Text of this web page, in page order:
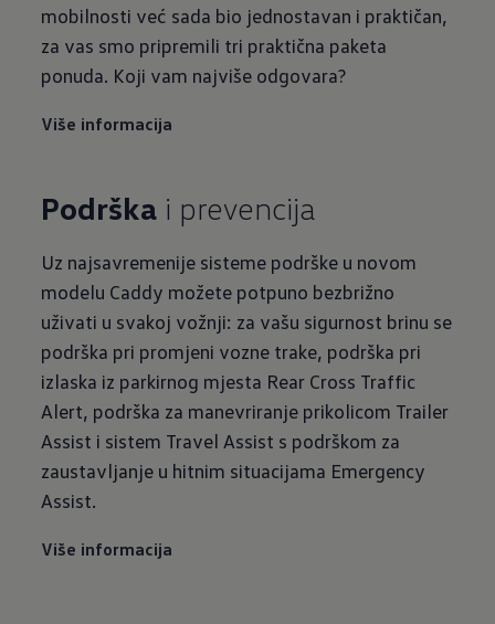
mobilnosti već sada bio jednostavan i praktičan,
za vas smo pripremili tri praktična paketa
ponuda. Koji vam najviše odgovara?
Više informacija
Podrška
Uz najsavremenije sisteme podrške u novom
modelu Caddy možete potpuno bezbrižno
uživati u svakoj vožnji: za vašu sigurnost brinu se
podrška pri promjeni vozne trake, podrška pri
izlaska iz parkirnog mjesta Rear Cross Traffic
Alert, podrška za manevriranje prikolicom Trailer
Assist i sistem Travel Assist s podrškom za
zaustavljanje u hitnim situacijama Emergency
Assist.
Više informacija